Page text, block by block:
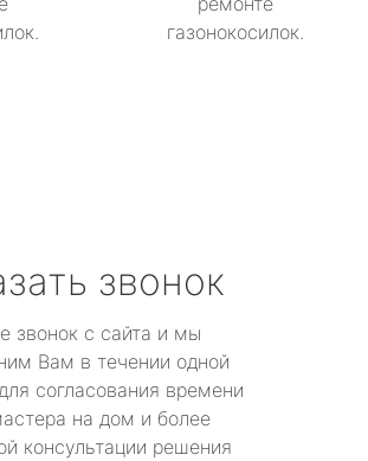
газонокосилок.
звонок
звонок с сайта и мы
Вам в течении одной
согласования времени
на дом и более
консультации решения